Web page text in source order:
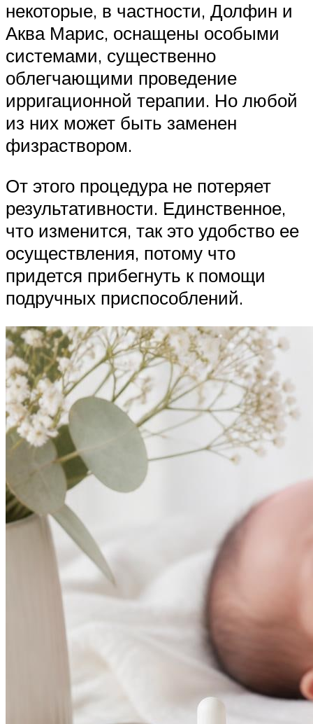
некоторые, в частности, Долфин и
Аква Марис, оснащены особыми
системами, существенно
облегчающими проведение
ирригационной терапии. Но любой
из них может быть заменен
физраствором.
От этого процедура не потеряет
результативности. Единственное,
что изменится, так это удобство ее
осуществления, потому что
придется прибегнуть к помощи
подручных приспособлений.